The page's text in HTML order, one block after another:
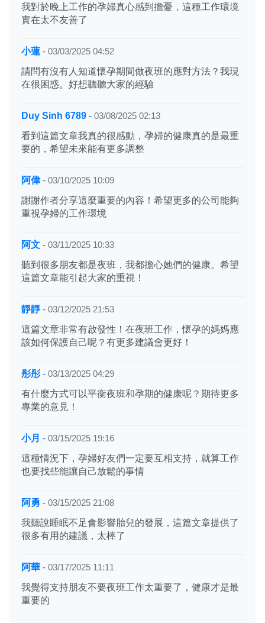
我對於晚上工作的孕婦真心感到擔憂，這種工作環境
實在太不友善了
小蓮 - 03/03/2025 04:52
請問有沒有人知道懷孕期間做夜班的應對方法？我現
在很困惑。好想聽聽大家的經驗
Duy Sinh 6789 - 03/08/2025 02:13
看到這篇文章我真的很感動，孕婦的健康真的是最重
要的，希望未來能有更多調整
阿偉- 03/10/2025 10:09
謝謝作者分享這麼重要的內容！希望更多的公司能夠
重視孕婦的工作環境
阿文 - 03/11/2025 10:33
聽到很多朋友都是夜班，我都擔心她們的健康。希望
這篇文章能引起大家的重視！
靜靜- 03/12/2025 21:53
這篇文章非常有啟發性！在夜班工作，懷孕的媽媽應
該如何保護自己呢？有更多建議會更好！
彤彤- 03/13/2025 04:29
有什麼方式可以平衡夜班和孕期的健康呢？期待更多
專業的意見！
小月 - 03/15/2025 19:16
這種情況下，孕婦好友們一定要互相支持，就算工作
也要找些能讓自己放鬆的事情
阿勇 - 03/15/2025 21:08
我聽說睡眠不足會影響胎兒的發展，這篇文章提供了
很多有用的建議，太棒了
阿華 - 03/17/2025 11:11
我覺得支持朋友不要夜班工作太重要了，健康才是最
重要的